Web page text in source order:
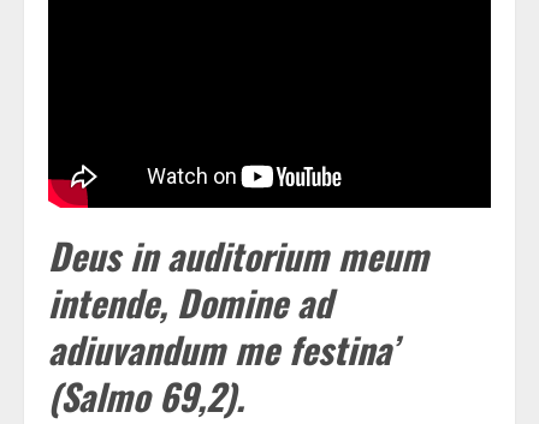
Deus in auditorium meum
intende, Domine ad
adiuvandum me festina’
(Salmo 69,2).